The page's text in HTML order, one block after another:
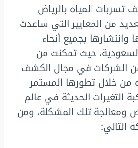
المياه بالرياض
من المعايير التي ساعدت
بجميع أنحاء
السعودية، حيث تمكنت من
الشركات في مجال الكشف
من خلال تطورها المستمر
التغيرات الحديثة في عالم
ومعالجة تلك المشكلة، ومن
التالي: